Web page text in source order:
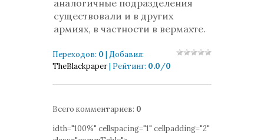
аналогичные подразделения
существовали и в других
армиях, в частности в вермахте.
Переходов: 0 | Добавил:
TheBlackpaper| Рейтинг: 0.0/0
Всего комментариев: 0
idth="100%" cellspacing="1" cellpadding="2"